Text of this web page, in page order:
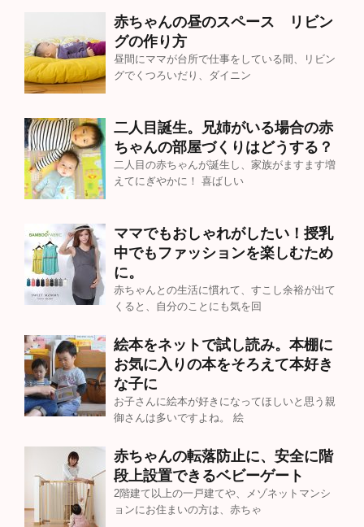
赤ちゃんの昼のスペース リビン
グの作り方
昼間にママが台所で仕事をしている間、リビン
グでくつろいだり、ダイニン
二人目誕生。兄姉がいる場合の赤
ちゃんの部屋づくりはどうする？
二人目の赤ちゃんが誕生し、家族がますます増
えてにぎやかに！ 喜ばしい
ママでもおしゃれがしたい！授乳
中でもファッションを楽しむため
に。
赤ちゃんとの生活に慣れて、すこし余裕が出て
くると、自分のことにも気を回
絵本をネットで試し読み。本棚に
お気に入りの本をそろえて本好き
な子に
お子さんに絵本が好きになってほしいと思う親
御さんは多いですよね。 絵
赤ちゃんの転落防止に、安全に階
段上設置できるベビーゲート
2階建て以上の一戸建てや、メゾネットマンシ
ョンにお住まいの方は、赤ちゃ